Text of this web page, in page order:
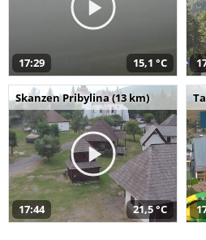
17:29 15,1 °C
Skanzen Pribylina (13 km)
17:44 21,5 °C